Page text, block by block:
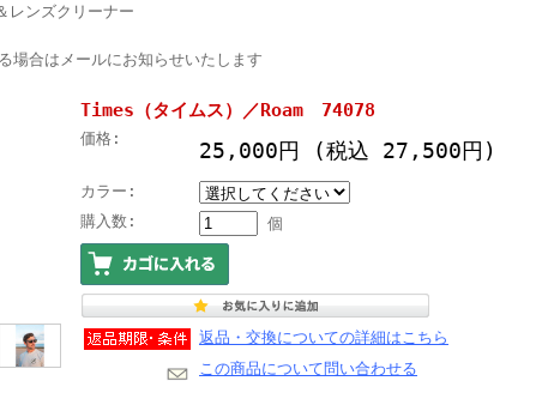
ンズクリーナー
場合はメールにお知らせいたします
Times（タイムス）／Roam 74078
価格: 25,000円 (税込 27,500円)
カラー:
購入数:
個
返品・交換についての詳細はこちら
この商品について問い合わせる